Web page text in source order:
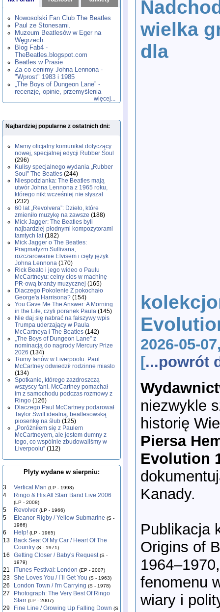
,1982,1983 ,1984,
1985,1986,1987 ,1988,1989,
1990, 1991,1992,1993
1995,1996 ,1997,1998 ,1999,
2000,2001, 2004
2005,2006, 2007
2010,2011,2012,2013,2014
2015,2016, 2017,
2020,2021,2022,2023,2024 ,
2025,2026
Nowosolski Fan Club The Beatles
Paul ze Stonesami.
Muzeum Beatlesów w Eger na
Węgrzech.
Blog Fab4 -
TheBeatles.blogspot.com
Beatles w Prasie
Za co cenimy Johna Lennona -
"Wprost" 1983 i 1985
„The Boys of Dungeon Lane” -
recenzje, opinie, przemyślenia
więcej...
Najbardziej popularne z ostatnich dni:
Mamy oficjalny komunikat dotyczący
nowej, specjalnej edycji Rubber Soul
(296)
Kulisy specjalnego wydania „Rubber
Soul” The Beatles (244)
Niespodzianka: The Beatles mają
utwór Johna Lennona z 1965 roku,
którego nikt wcześniej nie słyszał
(232)
60 lat „Revolvera”: Dzieło, które
zmieniło muzykę na zawsze (188)
Mick Jagger: The Beatles byli
najbardziej płodnymi kompozytorami
tamtych lat(182)
Mick Jagger o The Beatles:
Pragmatyzm Sullivana,
rozczarowanie Elvisem i cięty język
Johna Lennona (170)
Rick Beato i jego wideo o Paulu
McCartneyu: celny cios w machinę
PR-ową branży muzycznej (165)
Dlaczego Pokolenie Z pokochało
George'a Harrisona? (154)
You Gave Me The Answer: A Morning
in the Life, czyli poranek Paula (145)
Nie daj się nabrać na fałszywy wpis
Trumpa uderzający w Paula
McCartneya i The Beatles (142)
„The Boys of Dungeon Lane” z
nominacją do nagrody Mercury Prize
2026 (134)
Tłumy fanów w Liverpoolu. Paul
McCartney odwiedził rodzinne miasto
(134)
Spotkanie, którego zazdroszczą
wszyscy fani. McCartney pomachał
im z samochodu podczas rozmowy z
Ringo (126)
Dlaczego Paul McCartney podarował
Taylor Swift idealną, beatlesowską
piosenkę na ślub (125)
„Poróżniłem się z Paulem
McCartneyem, ale jestem dumny z
tego, co wspólnie zbudowaliśmy w
Liverpoolu” (112)
Plyty wydane w sierpniu:
3 Vertical Man (LP - 1998)
4 Ringo & His All Starr Band Live 2006
(LP - 2008)
5 Revolver (LP - 1966)
5 Eleanor Rigby / Yellow Submarine (S -
1966)
6 Help! (LP - 1965)
13
Back Seat Of My Car / Heart Of The
Country (S - 1971)
16 Getting Closer / Baby's Request (S -
1979)
21 iTunes Festival: London (EP - 2007)
23 She Loves You / I`ll Get You (S - 1963)
26 London Town / I'm Carrying (S - 1978)
27
Photograph: The Very Best Of Ringo
Starr (LP - 2007)
29 Fine Line / Growing Up Falling Down (S
wielka
dla
2026-05-
[...powrót
niezwykle
historię
Piersa
Evolution
Kanady.
Publikacja
Origins of
fenomenu
wiary i